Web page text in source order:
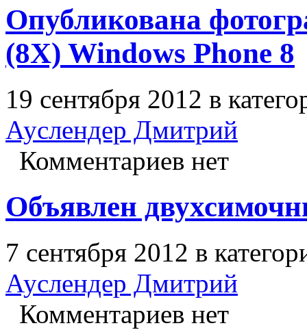
Опубликована
(8X) Windows Phone 8
19 сентября 2012 в
Ауслендер Дмитрий
Комментариев нет
Объявлен
7 сентября 2012 в
Ауслендер Дмитрий
Комментариев нет